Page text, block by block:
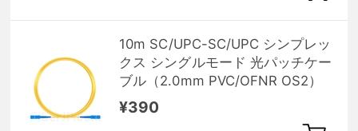
10m SC/UPC-SC/UPC シンプレッ
クス シングルモード 光パッチケー
ブル（2.0mm PVC/OFNR OS2）
¥390